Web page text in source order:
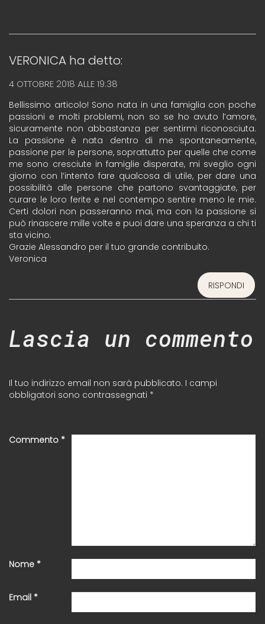
VERONICA ha detto:
4 OTTOBRE 2018 ALLE 19:38
Bellissimo articolo! Sono nata in una famiglia con poche
passioni e molti problemi, non so se ho avuto l’amore,
sicuramente non abbastanza per sentirmi riconosciuta.
La passione è nata dentro di me spontaneamente,
passione per le persone, soprattutto per quelle che come
me sono cresciute in famiglie disperate, mi sveglio ogni
giorno con l’intento fare qualcosa di utile, per dare una
possibilità alle persone che partono svantaggiate, per
curare le loro ferite e nel contempo sentire meno le mie.
Certi dolori non passeranno mai, ma con la passione si
può rinascere mille volte e puoi dare una speranza a chi ti
sta vicino.
Grazie Alessandro per il tuo grande contribuito.
Veronica
RISPONDI
Lascia un commento
Il tuo indirizzo email non sarà pubblicato. I campi
obbligatori sono contrassegnati *
Commento *
Nome *
Email *